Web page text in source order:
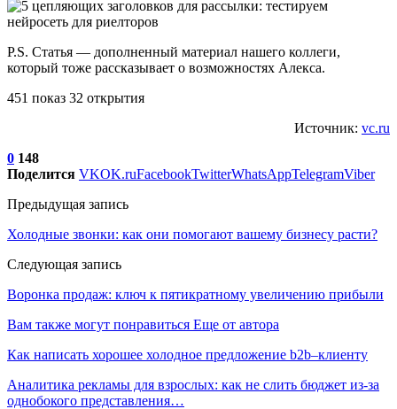
P.S. Статья — дополненный материал нашего коллеги,
который тоже рассказывает о возможностях Алекса.
451 показ 32 открытия
Источник: vc.ru
0 148
Поделится VKOK.ruFacebookTwitterWhatsAppTelegramViber
Предыдущая запись
Холодные звонки: как они помогают вашему бизнесу расти?
Следующая запись
Воронка продаж: ключ к пятикратному увеличению прибыли
Вам также могут понравиться Еще от автора
Как написать хорошее холодное предложение b2b–клиенту
Аналитика рекламы для взрослых: как не слить бюджет из-за
однобокого представления…